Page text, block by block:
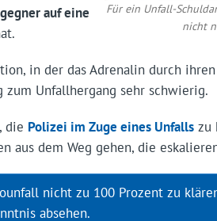
Für ein Unfall-
nicht
auf eine
in der das Adrenalin durch
Unfallhergang sehr schwierig.
die Polizei im Zuge eines Unfallszu
aus dem Weg gehen, die
nicht zu 100 Prozent zu
absehen.